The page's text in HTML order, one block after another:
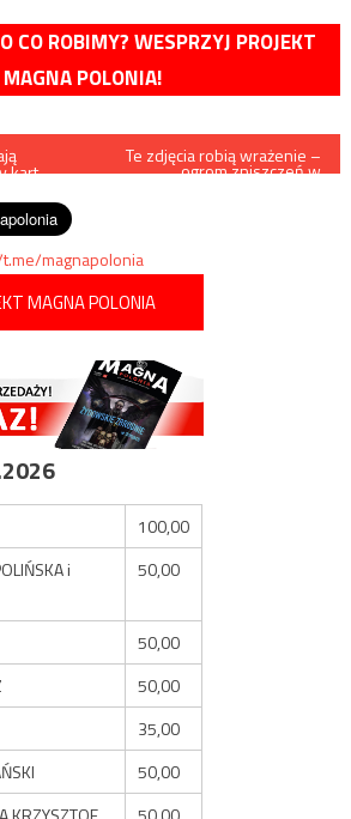
CO ROBIMY? WESPRZYJ PROJEKT
MAGNA POLONIA!
kart
Te zdjęcia robią wrażenie –
ogrom zniszczeń w
magnapolonia
MAGNA POLONIA
100,00
i
50,00
50,00
50,00
35,00
50,00